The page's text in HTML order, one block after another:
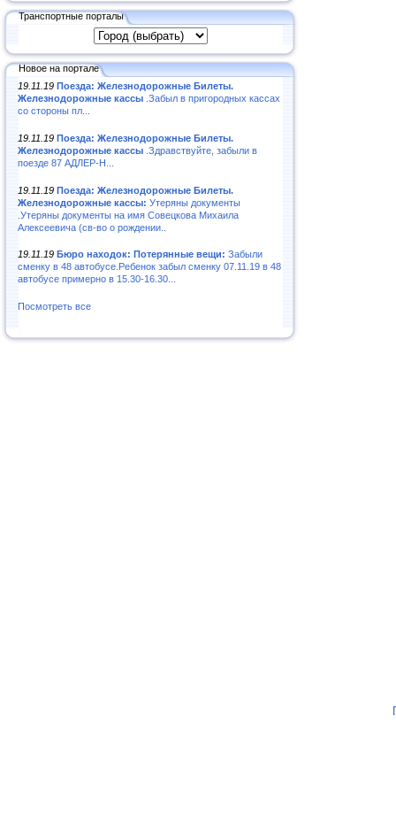
Транспортные порталы
Новое на портале
19.11.19 Поезда: Железнодорожные Билеты.
Железнодорожные кассы .Забыл в пригородных кассах
со стороны пл...
19.11.19 Поезда: Железнодорожные Билеты.
Железнодорожные кассы .Здравствуйте, забыли в
поезде 87 АДЛЕР-Н...
19.11.19 Поезда: Железнодорожные Билеты.
Железнодорожные кассы: Утеряны документы
.Утеряны документы на имя Совецкова Михаила
Алексеевича (св-во о рождении..
19.11.19 Бюро находок: Потерянные вещи: Забыли
сменку в 48 автобусе.Ребенок забыл сменку 07.11.19 в 48
автобусе примерно в 15.30-16.30...
Посмотреть все